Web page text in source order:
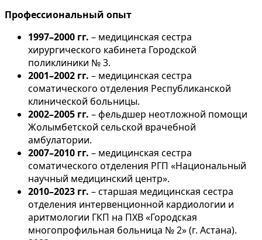
Профессиональный опыт
1997–2000 гг. – медицинская сестра
хирургического кабинета Городской
поликлиники № 3.
2001–2002 гг. – медицинская сестра
соматического отделения Республиканской
клинической больницы.
2002–2005 гг. – фельдшер неотложной помощи
Жолымбетской сельской врачебной
амбулатории.
2007–2010 гг. – медицинская сестра
соматического отделения РГП «Национальный
научный медицинский центр».
2010–2023 гг. – старшая медицинская сестра
отделения интервенционной кардиологии и
аритмологии ГКП на ПХВ «Городская
многопрофильная больница № 2» (г. Астана).